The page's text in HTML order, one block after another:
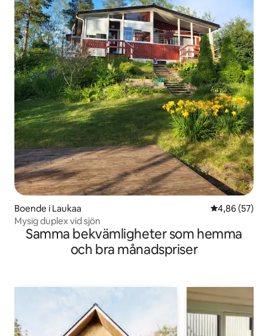
Boende i Laukaa 4,86 av 5 i
4,86 (57)
Mysig duplex vid sjön
Samma bekvämligheter som hemma
och bra månadspriser